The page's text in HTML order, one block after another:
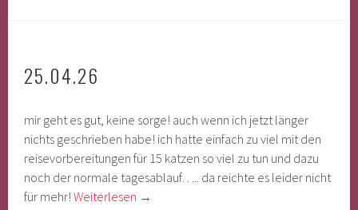
25.04.26
mir geht es gut, keine sorge! auch wenn ich jetzt länger
nichts geschrieben habe! ich hatte einfach zu viel mit den
reisevorbereitungen für 15 katzen so viel zu tun und dazu
noch der normale tagesablauf….. da reichte es leider nicht
für mehr!Weiterlesen →